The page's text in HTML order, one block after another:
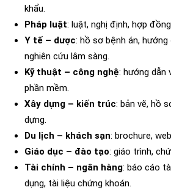
khẩu.
Pháp luật: luật, nghị định, hợp
Y tế – dược: hồ sơ bệnh án,
nghiên cứu lâm sàng.
Kỹ thuật – công nghệ: hướng dẫn
phần mềm.
Xây dựng – kiến trúc: bản vẽ, hồ
dựng.
Du lịch – khách sạn: brochure,
Giáo dục – đào tạo: giáo trình,
Tài chính – ngân hàng: báo cáo
dụng, tài liệu chứng khoán.